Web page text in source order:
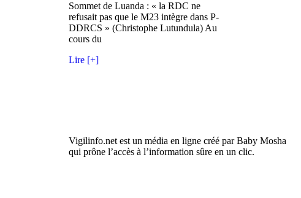
Sommet de Luanda : « la RDC ne
refusait pas que le M23 intègre dans P-
DDRCS » (Christophe Lutundula) Au
cours du
Lire [+]
Vigilinfo.net est un média en ligne créé par Baby Mosha
qui prône l’accès à l’information sûre en un clic.